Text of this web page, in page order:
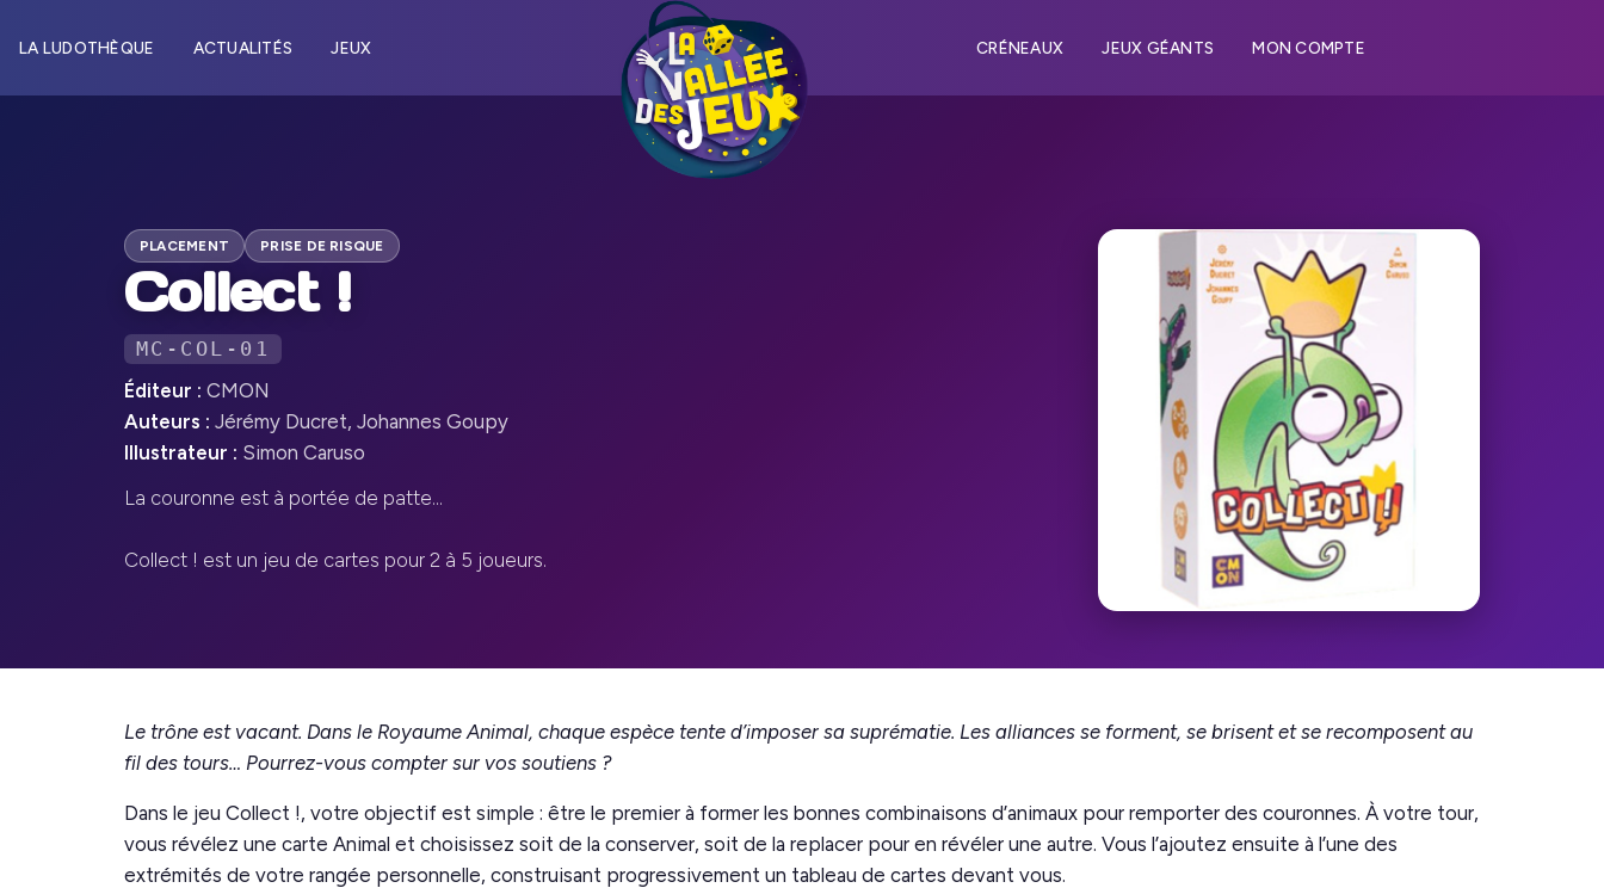
LA LUDOTHÈQUE ACTUALITÉS JEUX CRÉNEAUX JEUX GÉANTS MON COMPTE
PLACEMENT PRISE DE RISQUE
Collect !
MC-COL-01
Éditeur : CMON
Auteurs : Jérémy Ducret, Johannes Goupy
Illustrateur : Simon Caruso
La couronne est à portée de patte...
Collect ! est un jeu de cartes pour 2 à 5 joueurs.
Le trône est vacant. Dans le Royaume Animal, chaque espèce tente d’imposer sa suprématie. Les alliances se forment, se brisent et se recomposent au
fil des tours… Pourrez-vous compter sur vos soutiens ?
Dans le jeu Collect !, votre objectif est simple : être le premier à former les bonnes combinaisons d’animaux pour remporter des couronnes. À votre tour,
vous révélez une carte Animal et choisissez soit de la conserver, soit de la replacer pour en révéler une autre. Vous l’ajoutez ensuite à l’une des
extrémités de votre rangée personnelle, construisant progressivement un tableau de cartes devant vous.